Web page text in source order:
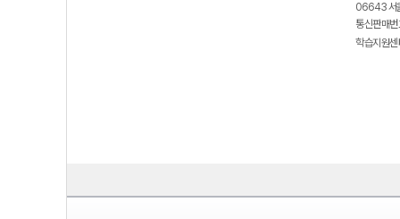
06643 서
통신판매
학습지원